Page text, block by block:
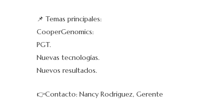
📌 Temas principales:
CooperGenomics:
PGT.
Nuevas tecnologías.
Nuevos resultados.
👉Contacto: Nancy Rodriguez, Gerente